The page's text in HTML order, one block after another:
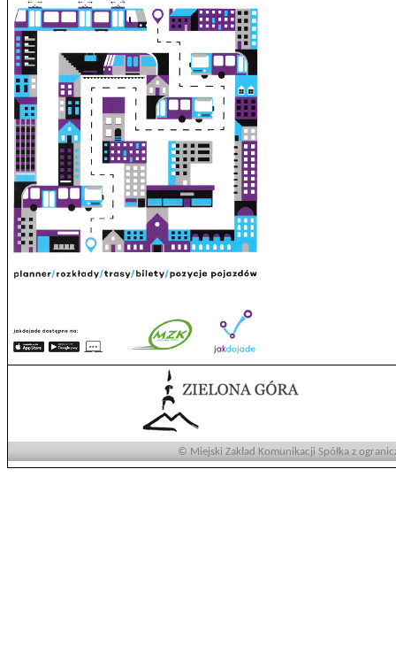
© Miejski Zakład Komunikacji Spółka z